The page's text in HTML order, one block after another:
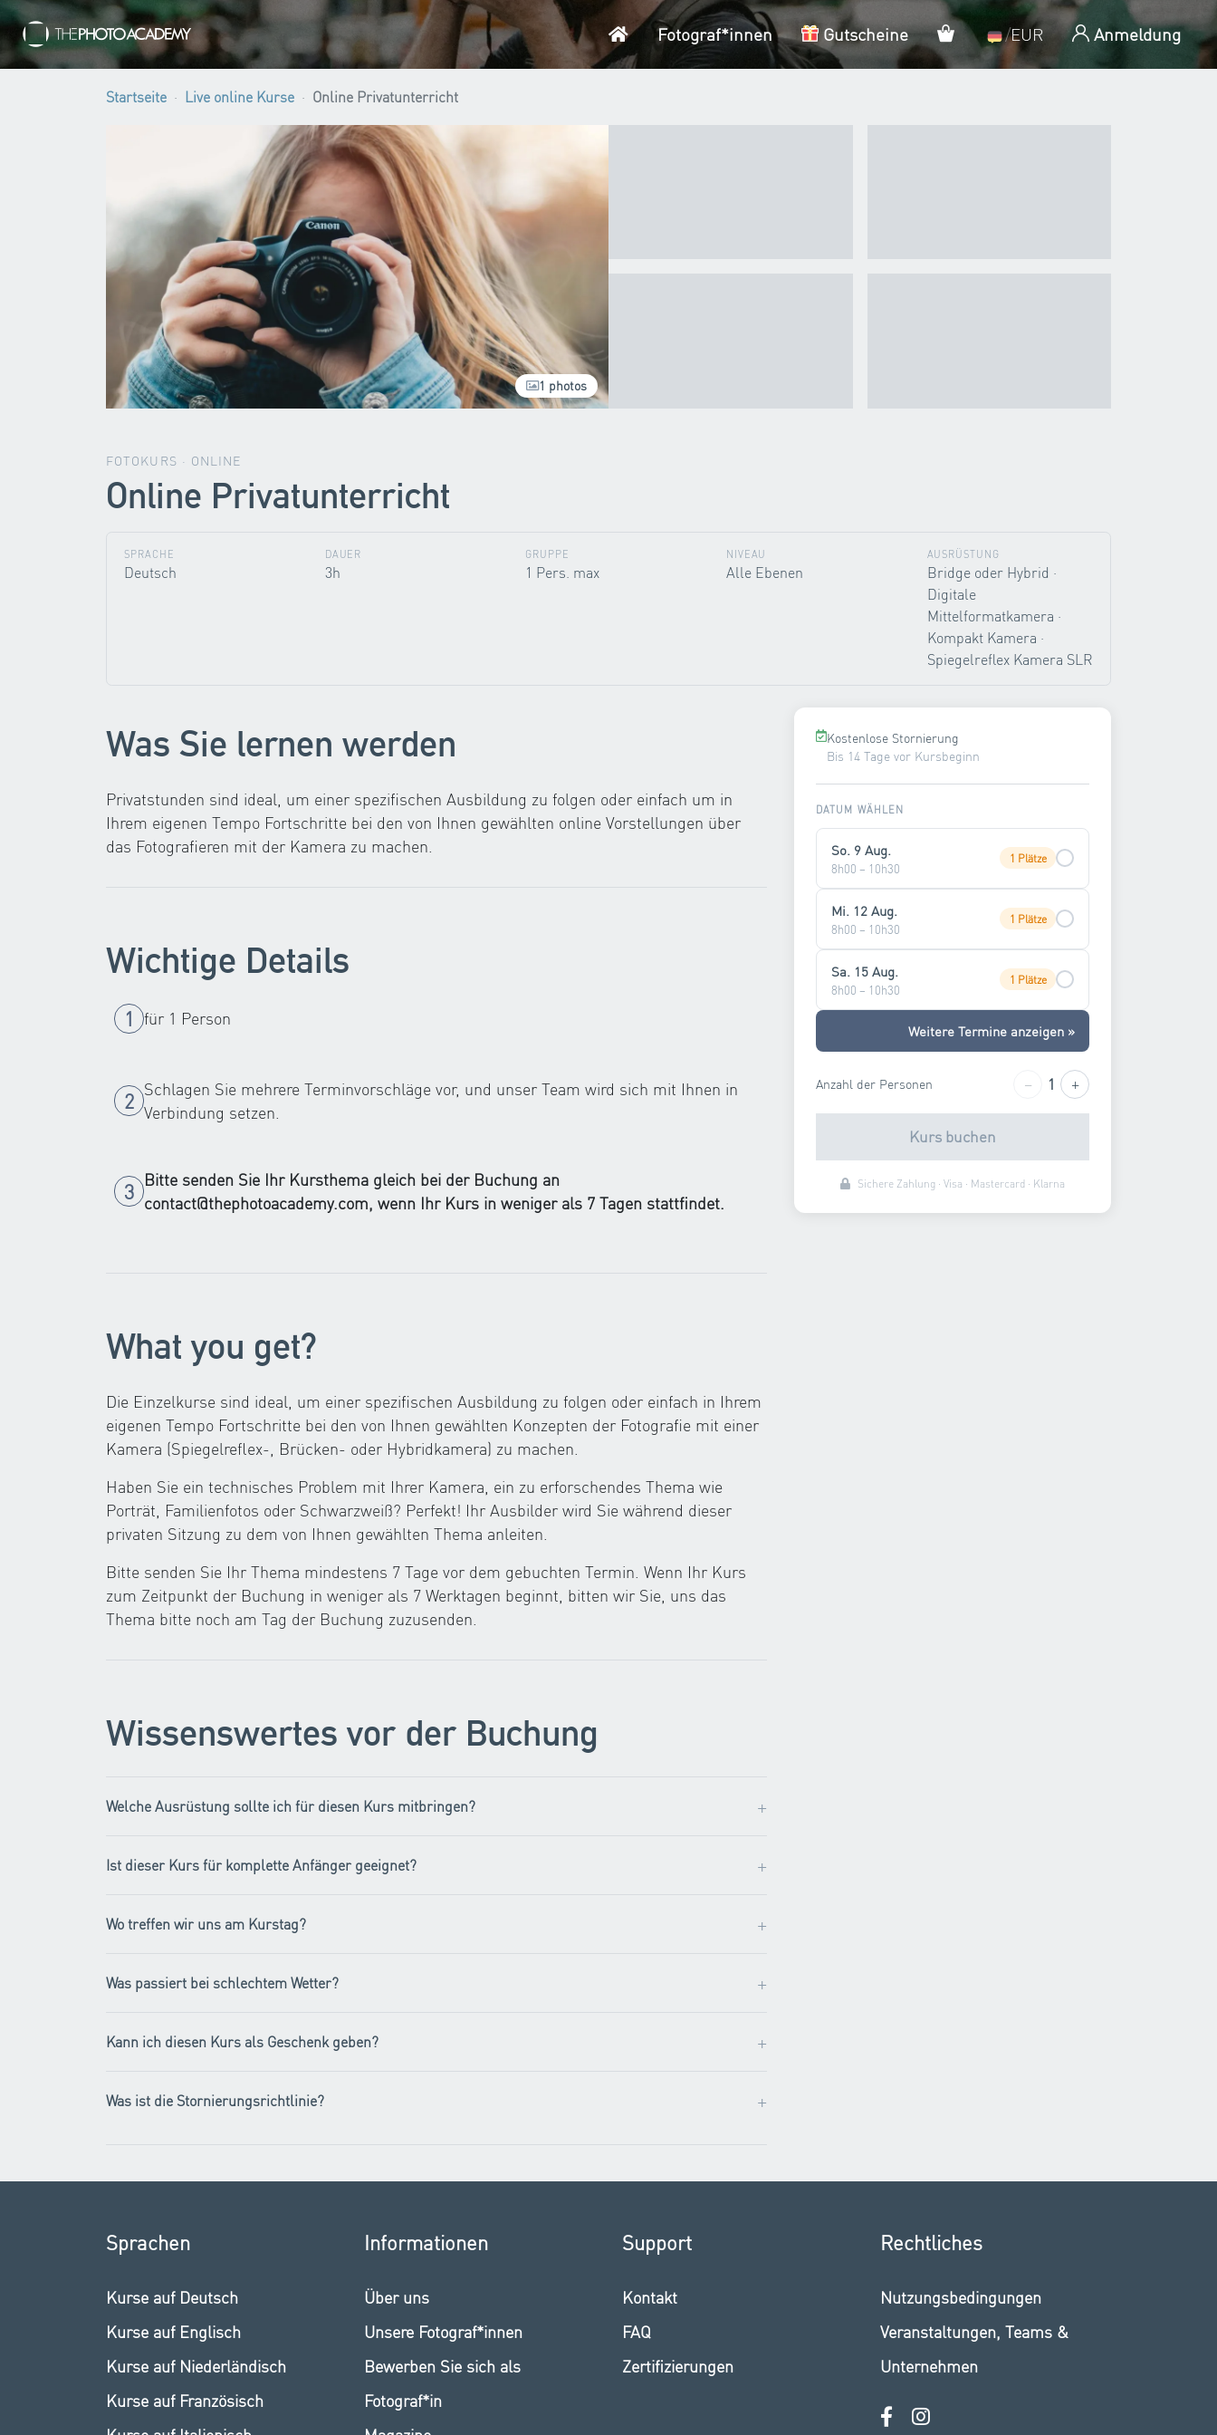
Startseite
Fotograf*innen Gutscheine Mein Warenkorb
/EUR Anmeldung
Startseite Live online Kurse Online Privatunterricht
1 photos
FOTOKURS · ONLINE
Online Privatunterricht
SPRACHE
Deutsch
DAUER
3h
GRUPPE
1 Pers. max
NIVEAU
Alle Ebenen
AUSRÜSTUNG
Bridge oder Hybrid ·
Digitale
Mittelformatkamera ·
Kompakt Kamera ·
Spiegelreflex Kamera SLR
Was Sie lernen werden
Privatstunden sind ideal, um einer spezifischen Ausbildung zu folgen oder einfach um in
Ihrem eigenen Tempo Fortschritte bei den von Ihnen gewählten online Vorstellungen über
das Fotografieren mit der Kamera zu machen.
Wichtige Details
für 1 Person
Schlagen Sie mehrere Terminvorschläge vor, und unser Team wird sich mit Ihnen in
Verbindung setzen.
Bitte senden Sie Ihr Kursthema gleich bei der Buchung an
contact@thephotoacademy.com, wenn Ihr Kurs in weniger als 7 Tagen stattfindet.
What you get?
Die Einzelkurse sind ideal, um einer spezifischen Ausbildung zu folgen oder einfach in Ihrem
eigenen Tempo Fortschritte bei den von Ihnen gewählten Konzepten der Fotografie mit einer
Kamera (Spiegelreflex-, Brücken- oder Hybridkamera) zu machen.
Haben Sie ein technisches Problem mit Ihrer Kamera, ein zu erforschendes Thema wie
Porträt, Familienfotos oder Schwarzweiß? Perfekt! Ihr Ausbilder wird Sie während dieser
privaten Sitzung zu dem von Ihnen gewählten Thema anleiten.
Bitte senden Sie Ihr Thema mindestens 7 Tage vor dem gebuchten Termin. Wenn Ihr Kurs
zum Zeitpunkt der Buchung in weniger als 7 Werktagen beginnt, bitten wir Sie, uns das
Thema bitte noch am Tag der Buchung zuzusenden.
Wissenswertes vor der Buchung
Welche Ausrüstung sollte ich für diesen Kurs mitbringen? +
Ist dieser Kurs für komplette Anfänger geeignet? +
Wo treffen wir uns am Kurstag? +
Was passiert bei schlechtem Wetter? +
Kann ich diesen Kurs als Geschenk geben? +
Was ist die Stornierungsrichtlinie? +
Kostenlose Stornierung
Bis 14 Tage vor Kursbeginn
DATUM WÄHLEN
So. 9 Aug.
8h00 – 10h30
1 Plätze
Mi. 12 Aug.
8h00 – 10h30
1 Plätze
Sa. 15 Aug.
8h00 – 10h30
1 Plätze
Weitere Termine anzeigen »
Anzahl der Personen − 1 +
Kurs buchen
Sichere Zahlung · Visa · Mastercard · Klarna
Sprachen
Kurse auf Deutsch
Kurse auf Englisch
Kurse auf Niederländisch
Kurse auf Französisch
Informationen
Über uns
Unsere Fotograf*innen
Bewerben Sie sich als
Fotograf*in
Support
Kontakt
FAQ
Zertifizierungen
Rechtliches
Nutzungsbedingungen
Veranstaltungen, Teams &
Unternehmen